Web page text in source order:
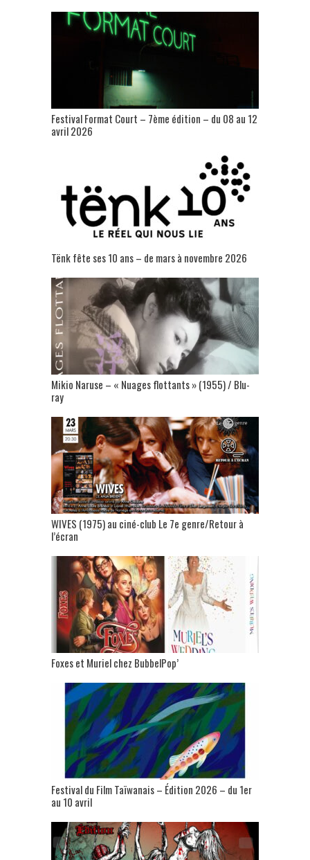
Festival Format Court – 7ème édition – du 08 au 12
avril 2026
Tënk fête ses 10 ans – de mars à novembre 2026
Mikio Naruse – « Nuages flottants » (1955) / Blu-
ray
WIVES (1975) au ciné-club Le 7e genre/Retour à
l’écran
Foxes et Muriel chez BubbelPop’
Festival du Film Taïwanais – Édition 2026 – du 1er
au 10 avril